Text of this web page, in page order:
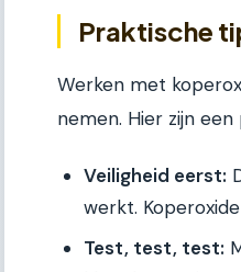
Praktische
Werken met
nemen. Hier zijn
Veiligheid eerst:
werkt.
Test, test, test: